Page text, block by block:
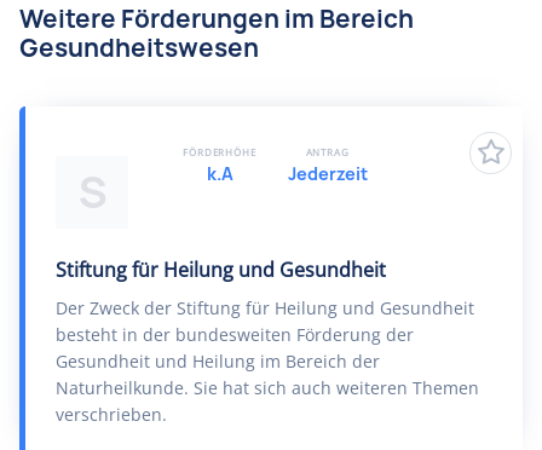
Weitere Förderungen im Bereich
Gesundheitswesen
S
Stiftung für Heilung und Gesundheit
Der Zweck der Stiftung für Heilung und Gesundheit
besteht in der bundesweiten Förderung der
Gesundheit und Heilung im Bereich der
Naturheilkunde. Sie hat sich auch weiteren Themen
verschrieben.
FÖRDERHÖHE
k.A
ANTRAG
Jederzeit